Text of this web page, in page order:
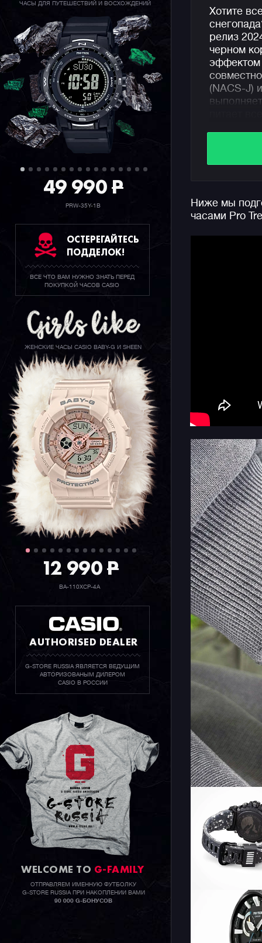
ЧАСЫ ДЛЯ ПУТЕШЕСТВИЙ И ВОСХОЖДЕНИЙ
49 990P
PRW-35Y-1B
ОСТЕРЕГАЙТЕСЬ
ПОДДЕЛОК!
ВСЕ ЧТО ВАМ НУЖНО ЗНАТЬ ПЕРЕД
ПОКУПКОЙ ЧАСОВ CASIO
ЖЕНСКИЕ ЧАСЫ CASIO BABY-G И SHEEN
12 990P
BA-110XCP-4A
AUTHORISED DEALER
G-STORE RUSSIA ЯВЛЯЕТСЯ ВЕДУЩИМ
АВТОРИЗОВАНЫМ ДИЛЕРОМ
CASIO В РОССИИ
WELCOME TO G-FAMILY
ОТПРАВЛЯЕМ ИМЕННУЮ ФУТБОЛКУ
G-STORE RUSSIA ПРИ НАКОПЛЕНИИ ВАМИ
90 000 G-БОНУСОВ
Хотите
релиз
черном
эффектом
(NACS-J)
решения
парящим
жителя
вызовут
Отдельно
которого
часов. В
полимер,
кукурузы,
Такой вид
чистым и
Также
SMART
головки,
защелки.
Ниже мы
часами Pro